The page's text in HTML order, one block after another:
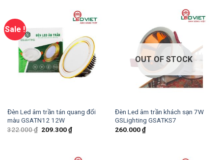
Sale !
Đèn Led âm trần tán quang đổi
màu GSATN12 12W
322.000₫ 209.300₫
OUT OF STOCK
Đèn Led âm trần khách sạn 7W
GSLighting GSATKS7
260.000₫